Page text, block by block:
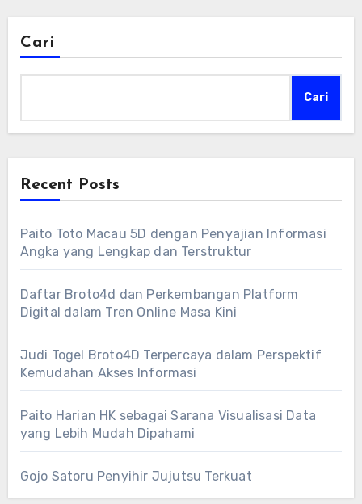
Cari
Cari
Recent Posts
Paito Toto Macau 5D dengan Penyajian Informasi
Angka yang Lengkap dan Terstruktur
Daftar Broto4d dan Perkembangan Platform
Digital dalam Tren Online Masa Kini
Judi Togel Broto4D Terpercaya dalam Perspektif
Kemudahan Akses Informasi
Paito Harian HK sebagai Sarana Visualisasi Data
yang Lebih Mudah Dipahami
Gojo Satoru Penyihir Jujutsu Terkuat